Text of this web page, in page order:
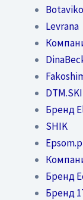
Levrana
Бренд
SHIK
Бренд
Бренд